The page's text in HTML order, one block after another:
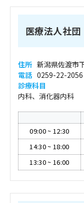
医療法人社
住所 新潟県佐渡市
電話 0259-22-2056
診療科目
内科、消化器内科
09:00~ 12:30
14:30~ 18:00
13:30~ 16:00